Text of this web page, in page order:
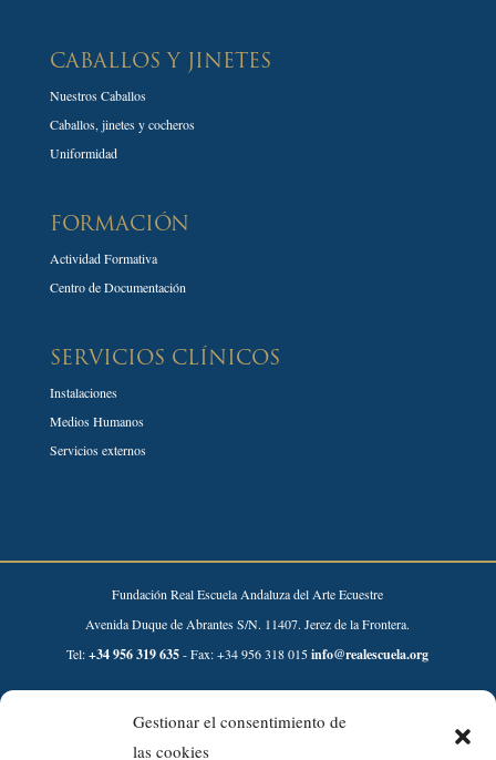
Gestionar el consentimiento de
las cookies
CABALLOS Y JINETES
Nuestros Caballos
Caballos, jinetes y cocheros
Uniformidad
FORMACIÓN
Actividad Formativa
Centro de Documentación
SERVICIOS CLÍNICOS
Instalaciones
Medios Humanos
Servicios externos
Fundación Real Escuela Andaluza del Arte Ecuestre
Avenida Duque de Abrantes S/N. 11407. Jerez de la Frontera.
Tel:+34 956 319 635- Fax: +34 956 318 015info@realescuela.org
Desarrollado por: